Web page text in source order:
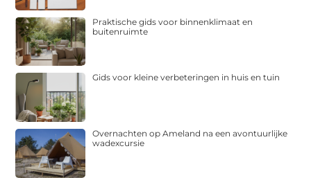
Praktische gids voor binnenklimaat en
buitenruimte
Gids voor kleine verbeteringen in huis en tuin
Overnachten op Ameland na een avontuurlijke
wadexcursie